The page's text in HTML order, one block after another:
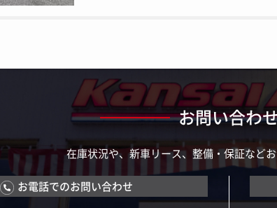
お問い合わ
在庫状況や、新車リース、整備・保証など
お電話でのお問い合わせ